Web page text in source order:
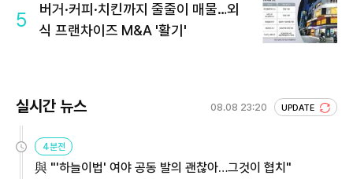
5
버거·커피·치킨까지 줄줄이 매물…외
식 프랜차이즈 M&A '활기'
실시간 뉴스 08.08 23:20 UPDATE
4분전
與 "'하늘이법' 여야 공동 발의 괜찮아…그것이 협치"